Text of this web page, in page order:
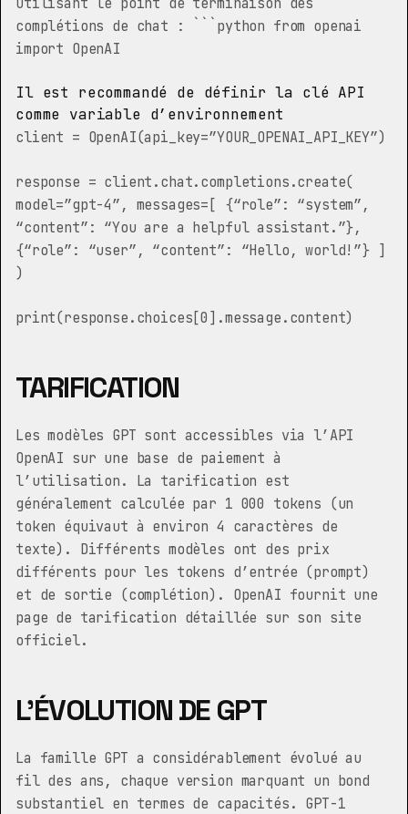
complétions de chat : ```python from openai
import OpenAI
Il est recommandé de définir la clé API
comme variable d’environnement
client = OpenAI(api_key=”YOUR_OPENAI_API_KEY”)
response = client.chat.completions.create(
model=”gpt-4”, messages=[ {“role”: “system”,
“content”: “You are a helpful assistant.”},
{“role”: “user”, “content”: “Hello, world!”} ]
)
print(response.choices[0].message.content)
TARIFICATION
Les modèles GPT sont accessibles via l’API
OpenAI sur une base de paiement à
l’utilisation. La tarification est
généralement calculée par 1 000 tokens (un
token équivaut à environ 4 caractères de
texte). Différents modèles ont des prix
différents pour les tokens d’entrée (prompt)
et de sortie (complétion). OpenAI fournit une
page de tarification détaillée sur son site
officiel.
L’ÉVOLUTION DE GPT
La famille GPT a considérablement évolué au
fil des ans, chaque version marquant un bond
substantiel en termes de capacités. GPT-1